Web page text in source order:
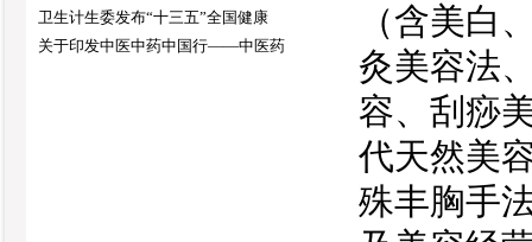
卫生计生委发布“十三五”全国健康
关于印发中医中药中国行——中医药
（含美白
灸美容法
容、刮痧
代天然美
殊丰胸手